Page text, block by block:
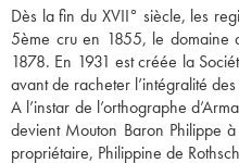
Dès la fin du XVII° siècle, les
5ème cru en 1855, le domaine
1878. En 1931 est créée la
avant de racheter l’intégralité
A l’instar de l’orthographe
devient Mouton Baron Philippe
propriétaire, Philippine de